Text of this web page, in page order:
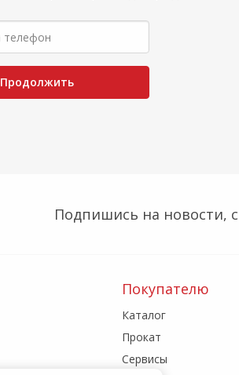
Продолжить
Подпишись на новости,
Покупателю
Каталог
Прокат
Сервисы